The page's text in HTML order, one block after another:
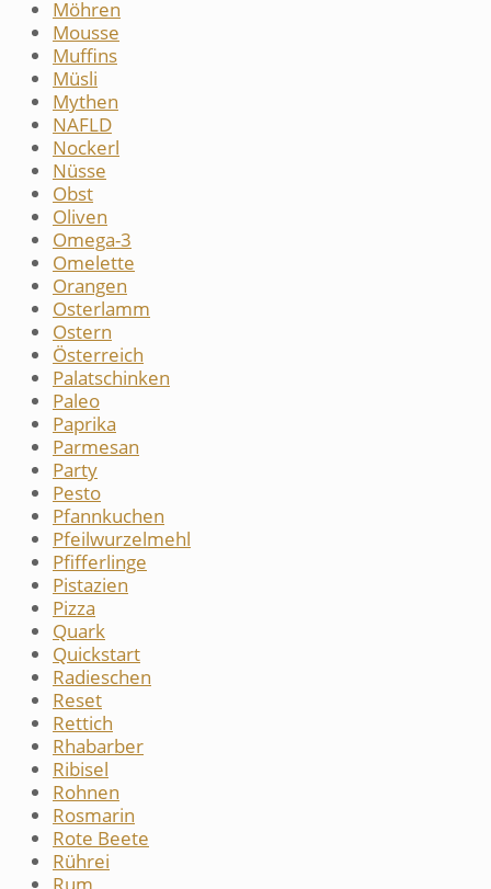
Möhren
Mousse
Muffins
Müsli
Mythen
NAFLD
Nockerl
Nüsse
Obst
Oliven
Omega-3
Omelette
Orangen
Osterlamm
Ostern
Österreich
Palatschinken
Paleo
Paprika
Parmesan
Party
Pesto
Pfannkuchen
Pfeilwurzelmehl
Pfifferlinge
Pistazien
Pizza
Quark
Quickstart
Radieschen
Reset
Rettich
Rhabarber
Ribisel
Rohnen
Rosmarin
Rote Beete
Rührei